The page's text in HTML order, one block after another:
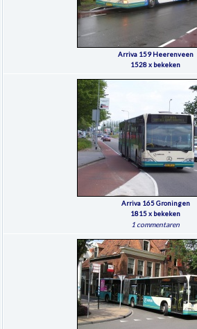
Arriva 159 Heerenveen
1528 x bekeken
Arriva 165 Groningen
1815 x bekeken
1 commentaren